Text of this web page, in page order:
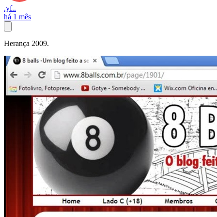
.yf..
há 1 mês
Herança 2009.